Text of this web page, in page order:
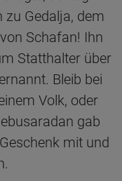
zu Gedalja, dem
Schafan! Ihn
Statthalter über
Bleib bei
Volk, oder
gab
mit und